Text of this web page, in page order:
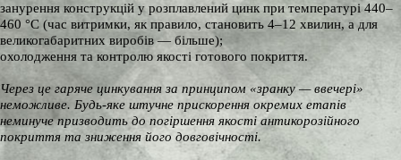
занурення конструкцій у розплавлений цинк при температурі 440–
460 °C (час витримки, як правило, становить 4–12 хвилин, а для
великогабаритних виробів — більше);
охолодження та контролю якості готового покриття.
Через це гаряче цинкування за принципом «зранку — ввечері»
неможливе. Будь-яке штучне прискорення окремих етапів
неминуче призводить до погіршення якості антикорозійного
покриття та зниження його довговічності.